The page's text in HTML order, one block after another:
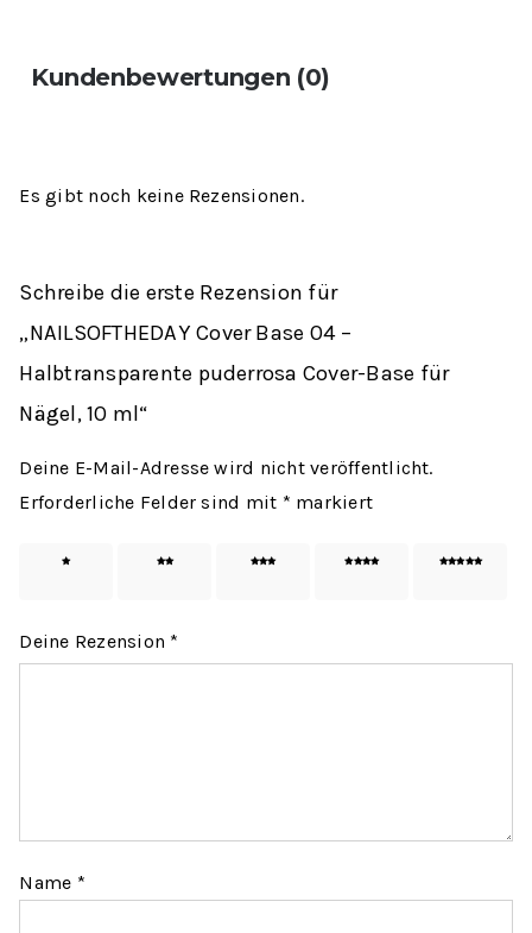
Kundenbewertungen (0)
Es gibt noch keine Rezensionen.
Schreibe die erste Rezension für
„NAILSOFTHEDAY Cover Base 04 –
Halbtransparente puderrosa Cover-Base für
Nägel, 10 ml“
Deine E-Mail-Adresse wird nicht veröffentlicht.
Erforderliche Felder sind mit * markiert
1 von
2 von
3 von
4 von
5 von
Deine Rezension *
Name *